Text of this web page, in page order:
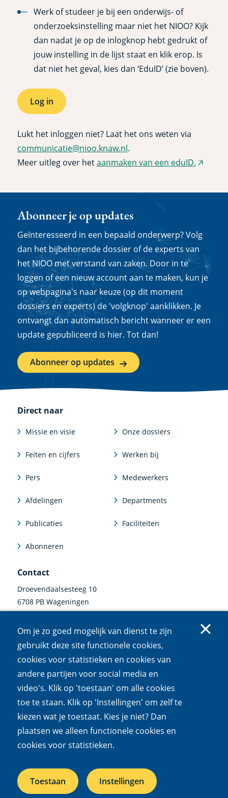
Om je zo goed mogelijk van dienst te zijn
gebruikt deze site functionele cookies,
cookies voor statistieken en cookies van
andere partijen voor social media en
video's. Klik op 'toestaan' om alle cookies
toe te staan. Klik op 'Instellingen' om zelf te
kiezen wat je toestaat. Kies je niet? Dan
plaatsen we alleen functionele cookies en
cookies voor statistieken.
Toestaan Instellingen
Werk of studeer je bij een onderwijs- of
onderzoeksinstelling maar niet het NIOO? Kijk
dan nadat je op de inlogknop hebt gedrukt of
jouw instelling in de lijst staat en klik erop. Is
dat niet het geval, kies dan ‘EduID’ (zie boven).
Log in
Lukt het inloggen niet? Laat het ons weten via
communicatie@nioo.knaw.nl.
Meer uitleg over hetaanmaken van een eduID.
Abonneer je op updates
Geïnteresseerd in een bepaald onderwerp? Volg
dan het bijbehorende dossier of de experts van
het NIOO met verstand van zaken. Door in te
loggen of een nieuw account aan te maken, kun je
op webpagina's naar keuze (op dit moment
dossiers en experts) de 'volgknop' aanklikken. Je
ontvangt dan automatisch bericht wanneer er een
update gepubliceerd is hier. Tot dan!
Abonneer op updates
Direct naar
Missie en visie Onze dossiers
Feiten en cijfers Werken bij
Pers Medewerkers
Afdelingen Departments
Publicaties Faciliteiten
Abonneren
Contact
Droevendaalsesteeg 10
6708 PB Wageningen
communicatie@nioo.knaw.nl
Volg ons
Linkedin
link)
Instagram
(externe
link)
Bluesky
link)
Facebook
(externe
link)
Mastodon
link)
Youtube
(externe
link)
Cookies Privacy Responsible disclosureToegankelijkheid
Wet open overheid
Het NIOO is een onderdeel van de
Koninklijke Nederlandse
Akademie van Wetenschappen